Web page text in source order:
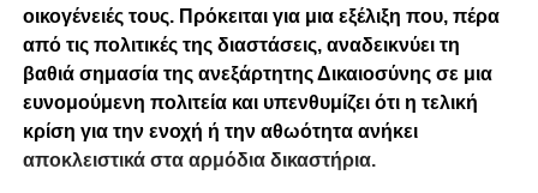
οικογένειές τους. Πρόκειται για μια εξέλιξη που, πέρα
από τις πολιτικές της διαστάσεις, αναδεικνύει τη
βαθιά σημασία της ανεξάρτητης Δικαιοσύνης σε μια
ευνομούμενη πολιτεία και υπενθυμίζει ότι η τελική
κρίση για την ενοχή ή την αθωότητα ανήκει
αποκλειστικά στα αρμόδια δικαστήρια.